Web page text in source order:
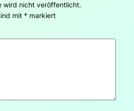
wird nicht veröffentlicht.
mit * markiert